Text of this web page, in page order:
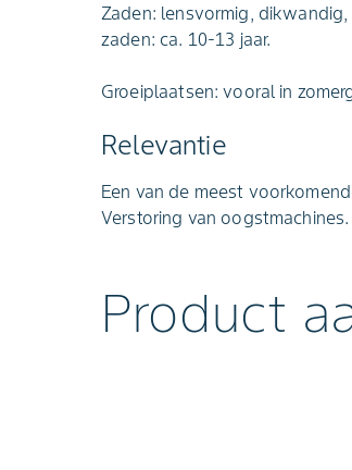
Zaden: lensvormig,
zaden: ca. 10-13 jaar.
Groeiplaatsen: vooral in
Relevantie
Een van de meest
Verstoring van oogstmachines.
Product